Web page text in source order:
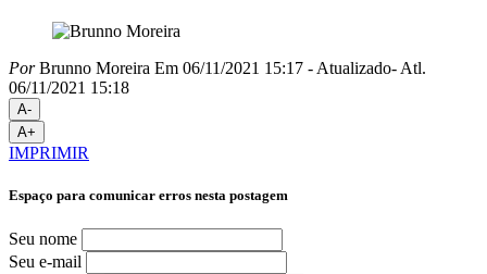
PorBrunno Moreira Em 06/11/2021 15:17 - Atualizado- Atl.
06/11/2021 15:18
A-
A+
IMPRIMIR
Espaço para comunicar erros nesta postagem
Seu nome
Seu e-mail